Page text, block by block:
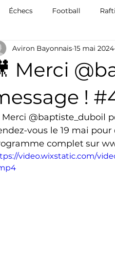
Échecs Football
Partenariat Pelote
Cyclotourisme Surf
Merci
!
Aviron Bayonnais 15 mai 2024
Merci @baptiste_duboil
vous le 19 mai
complet sur
video.wixstatic.com/